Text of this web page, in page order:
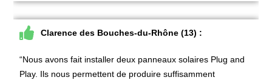
Clarence des Bouches-du-Rhône (13) :
“Nous avons fait installer deux panneaux solaires Plug and
Play. Ils nous permettent de produire suffisamment